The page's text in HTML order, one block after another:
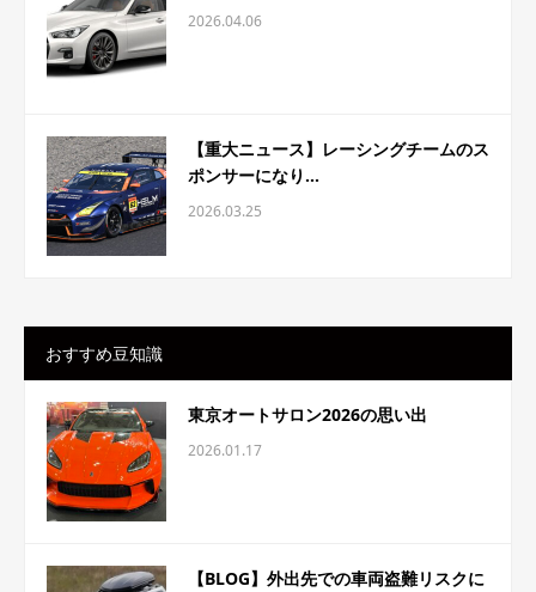
2026.04.06
【重大ニュース】レーシングチームのス
ポンサーになり...
2026.03.25
おすすめ豆知識
東京オートサロン2026の思い出
2026.01.17
【BLOG】外出先での車両盗難リスクに